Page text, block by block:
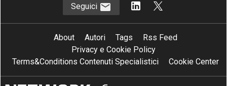
Seguici
About Autori Tags
Rss Feed
Privacy e Cookie Policy
Terms&Conditions Contenuti Specialistici
Cookie Center